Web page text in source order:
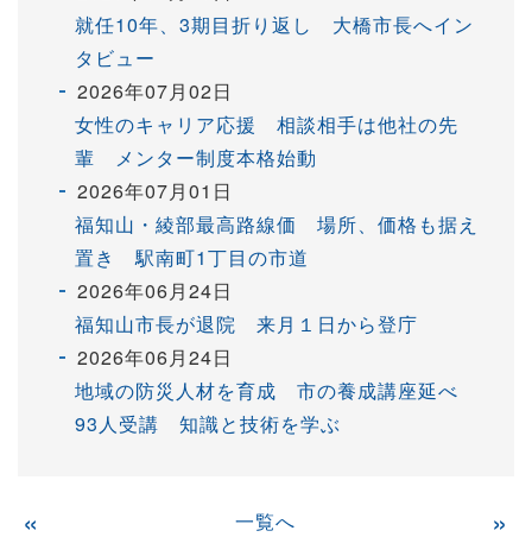
就任10年、3期目折り返し 大橋市長へイン
タビュー
2026年07月02日
女性のキャリア応援 相談相手は他社の先
輩 メンター制度本格始動
2026年07月01日
福知山・綾部最高路線価 場所、価格も据え
置き 駅南町1丁目の市道
2026年06月24日
福知山市長が退院 来月１日から登庁
2026年06月24日
地域の防災人材を育成 市の養成講座延べ
93人受講 知識と技術を学ぶ
« 一覧へ